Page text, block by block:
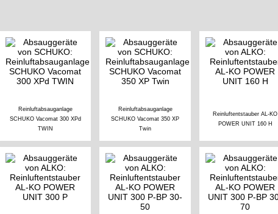
Reinluftabsauganlage
SCHUKO Vacomat 300 XPd
TWIN
Reinluftabsauganlage
SCHUKO Vacomat 350 XP
Twin
Reinluftentstauber AL-KO
POWER UNIT 160 H